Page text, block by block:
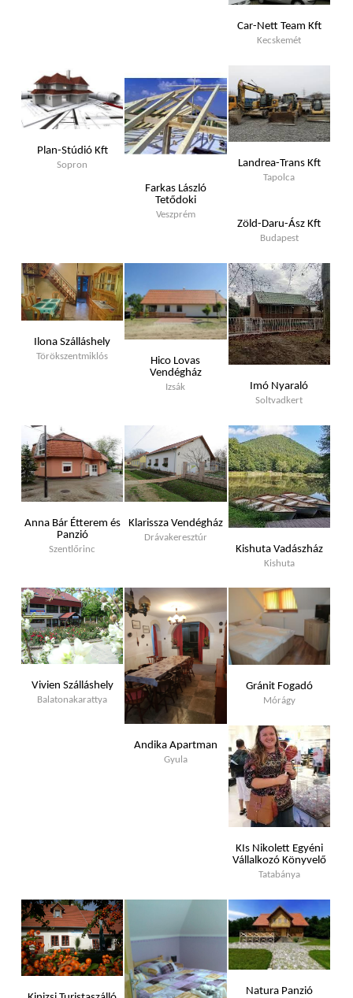
Car-Nett Team Kft
Kecskemét
Plan-Stúdió Kft
Sopron
Farkas László
Tetődoki
Veszprém
Landrea-Trans Kft
Tapolca
Zöld-Daru-Ász Kft
Budapest
Ilona Szálláshely
Törökszentmiklós
Hico Lovas
Vendégház
Izsák Imó Nyaraló
Soltvadkert
Anna Bár Étterem és
Panzió
Szentlőrinc
Klarissza Vendégház
Drávakeresztúr
Kishuta Vadászház
Kishuta
Vivien Szálláshely
Balatonakarattya
Andika Apartman
Gyula
Gránit Fogadó
Mórágy
KIs Nikolett Egyéni
Vállalkozó Könyvelő
Tatabánya
Natura Panzió